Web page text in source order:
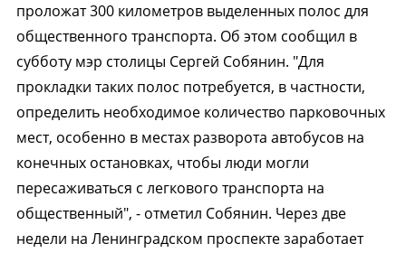
проложат 300 километров выделенных полос для
общественного транспорта. Об этом сообщил в
субботу мэр столицы Сергей Собянин. "Для
прокладки таких полос потребуется, в частности,
определить необходимое количество парковочных
мест, особенно в местах разворота автобусов на
конечных остановках, чтобы люди могли
пересаживаться с легкового транспорта на
общественный", - отметил Собянин. Через две
недели на Ленинградском проспекте заработает